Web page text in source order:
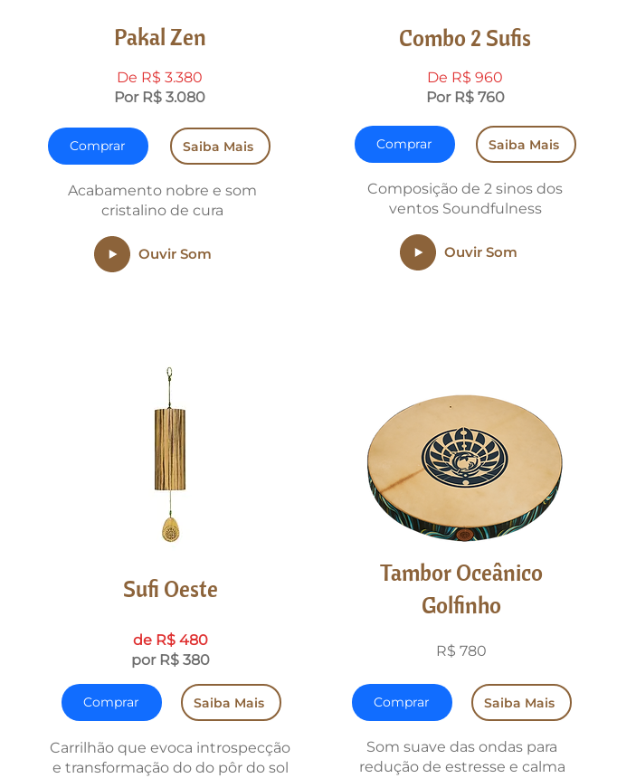
Pakal Zen
De R$ 3.380
Por R$ 3.080
Comprar Saiba Mais
Acabamento nobre e som
cristalino de cura
Ouvir Som
Combo 2 Sufis
De R$ 960
Por R$ 760
Comprar Saiba Mais
Composição de 2 sinos dos
ventos Soundfulness
Ouvir Som
Sufi Oeste
de R$ 480​
por R$ 380
Comprar Saiba Mais
Carrilhão que evoca introspecção
e transformação do do pôr do sol
Tambor Oceânico
Golfinho
R$ 780
Comprar Saiba Mais
Som suave das ondas para
redução de estresse e calma